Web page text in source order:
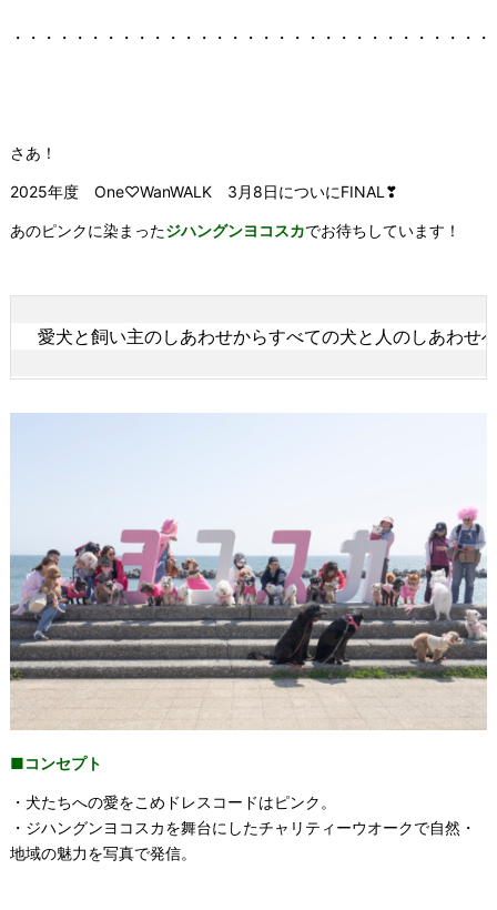
・・・・・・・・・・・・・・・・・・・・・・・・・・・・・・
さあ！
2025年度 One♡WanWALK 3月8日についにFINAL❣
あのピンクに染まったジハングンヨコスカでお待ちしています！
愛犬と飼い主のしあわせからすべての犬と人のしあわせ
■コンセプト
・犬たちへの愛をこめドレスコードはピンク。
・ジハングンヨコスカを舞台にしたチャリティーウオークで自然・
地域の魅力を写真で発信。